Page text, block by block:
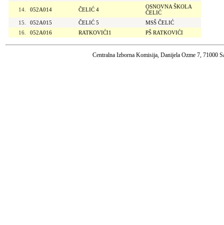
14. 052A014 ČELIĆ 4
OSNOVNA ŠKOLA
ČELIĆ
15.
052A015 ČELIĆ 5
MSŠ ČELIĆ
16.
052A016 RATKOVIĆI1 PŠ RATKOVIĆI
Centralna Izborna Komisija, Danijela Ozme 7, 71000